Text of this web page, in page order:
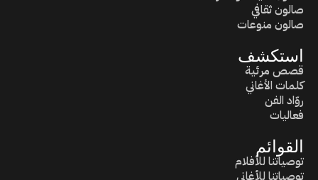
صالون ثقافي
صالون منوعات
استكشف
قصص مرئية
كلمات الأغاني
روّاد الفن
فعاليات
القوائم
توصياتنا للأفلام
توصياتنا للأغاني